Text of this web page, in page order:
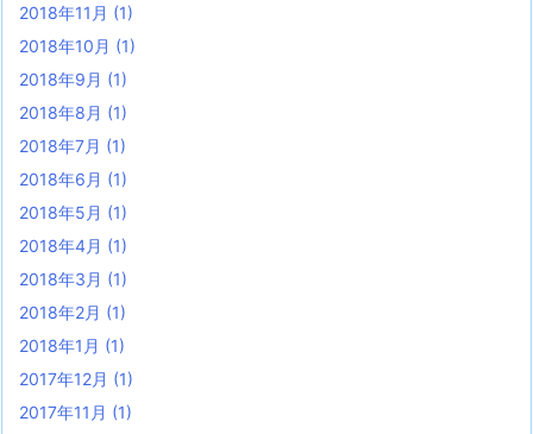
2018年11月 (1)
2018年10月 (1)
2018年9月 (1)
2018年8月 (1)
2018年7月 (1)
2018年6月 (1)
2018年5月 (1)
2018年4月 (1)
2018年3月 (1)
2018年2月 (1)
2018年1月 (1)
2017年12月 (1)
2017年11月 (1)